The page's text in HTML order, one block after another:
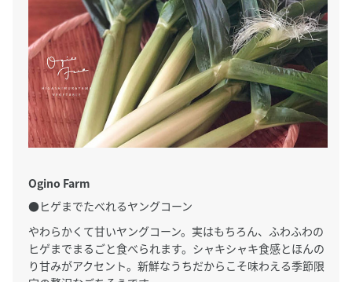
Ogino Farm
●ヒゲまでたべれるヤングコーン
やわらかくて甘いヤングコーン。実はもちろん、ふわふわの
ヒゲまでまるごと食べられます。シャキシャキ食感とほんの
り甘みがアクセント。新鮮なうちだからこそ味わえる季節限